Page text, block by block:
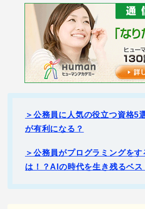
＞公務員に人気の役立つ資格5
が有利になる？
＞公務員がプログラミングをす
は！？AIの時代を生き残るベス